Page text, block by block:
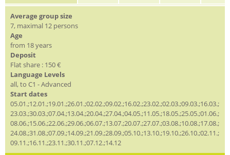
Average group size
7, maximal 12 persons
Age
from 18 years
Deposit
Flat share : 150 €
Language Levels
all, to C1 - Advanced
Start dates
05.01.;12.01.;19.01.;26.01.;02.02.;09.02.;16.02.;23.02.;02.03.;09.03.;16.03.;
23.03.;30.03.;07.04.;13.04.;20.04.;27.04.;04.05.;11.05.;18.05.;25.05.;01.06.;
08.06.;15.06.;22.06.;29.06.;06.07.;13.07.;20.07.;27.07.;03.08.;10.08.;17.08.;
24.08.;31.08.;07.09.;14.09.;21.09.;28.09.;05.10.;13.10.;19.10.;26.10.;02.11.;
09.11.;16.11.;23.11.;30.11.;07.12.;14.12